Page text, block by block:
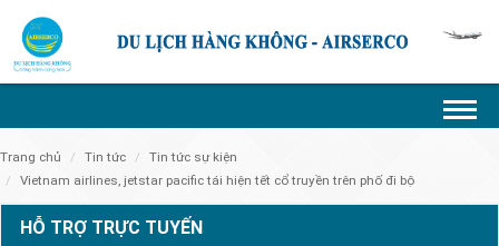
trang chủ tin tức
tin tức sự kiện
vietnam airlines, jetstar pacific tái hiện tết cổ truyền trên phố đi bộ
HỖ TRỢ TRỰC TUYẾN